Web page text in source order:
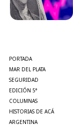
PORTADA
MAR DEL PLATA
SEGURIDAD
EDICIÓN 5°
COLUMNAS
HISTORIAS DE ACÁ
ARGENTINA